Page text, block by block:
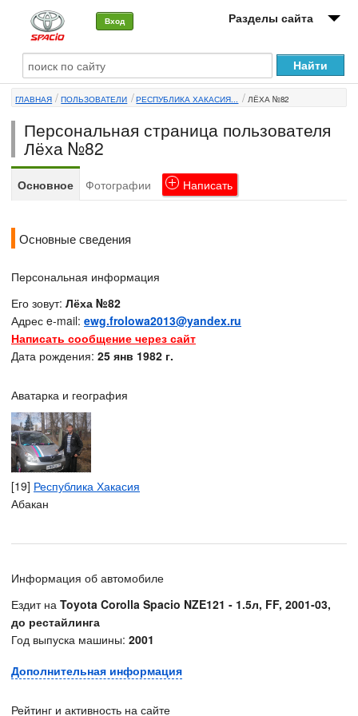
Вход Разделы сайта
О машине
Автоклуб
Форумы
Сервисы и услуги
ГЛАВНАЯ ПОЛЬЗОВАТЕЛИ РЕСПУБЛИКА ХАКАСИЯ... ЛЁХА №82
Персональная страница пользователя
Лёха №82
Основное Фотографии Написать
Основные сведения
Персональная информация
Его зовут: Лёха №82
Адрес e-mail: ewg.frolowa2013@yandex.ru
Написать сообщение через сайт
Дата рождения: 25 янв 1982 г.
Аватарка и география
[19] Республика Хакасия
Абакан
Информация об автомобиле
Ездит на Toyota Corolla Spacio NZE121 - 1.5л, FF, 2001-03,
до рестайлинга
Год выпуска машины: 2001
Дополнительная информация
Рейтинг и активность на сайте